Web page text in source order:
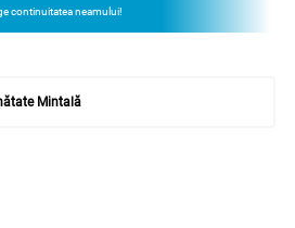
continuitatea neamului!
Mintală